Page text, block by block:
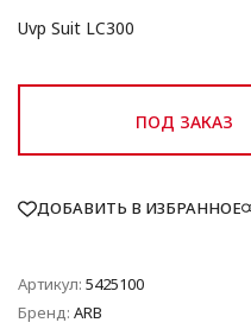
Uvp Suit LC300
ПОД ЗАКАЗ
ДОБАВИТЬ В ИЗБРАННОЕ
Артикул: 5425100
Бренд: ARB